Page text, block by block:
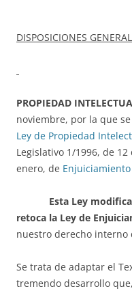
DISPOSICIONES
PROPIEDAD
noviembre, por la que se
Ley de Propiedad
Legislativo 1/1996, de
enero, de
Esta Ley modifica
retoca la Ley de
nuestro derecho interno
Se trata de adaptar el
tremendo desarrollo